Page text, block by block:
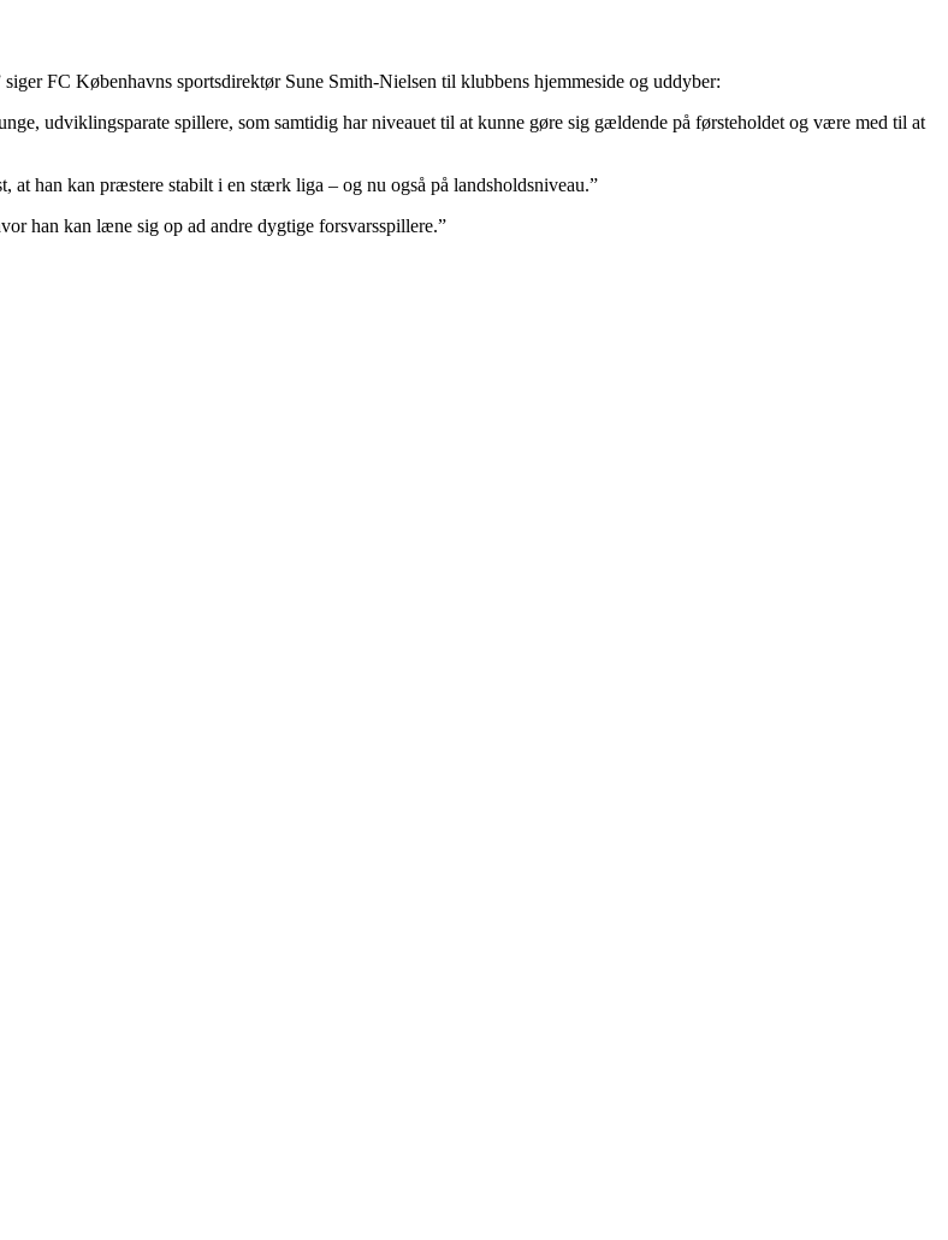
FC Københavns sportsdirektør Sune Smith-Nielsen til klubbens hjemmeside og uddyber:
udviklingsparate spillere, som samtidig har niveauet til at kunne gøre sig gældende på førsteholdet og være med til at
at han kan præstere stabilt i en stærk liga – og nu også på landsholdsniveau.”
han kan læne sig op ad andre dygtige forsvarsspillere.”